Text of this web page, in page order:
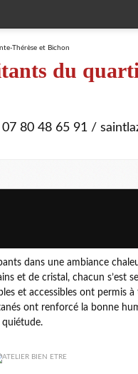
du
80 48 65 91 /
dans une ambiance
et de cristal, chacun s’est
et accessibles ont permis
ont renforcé la bonne